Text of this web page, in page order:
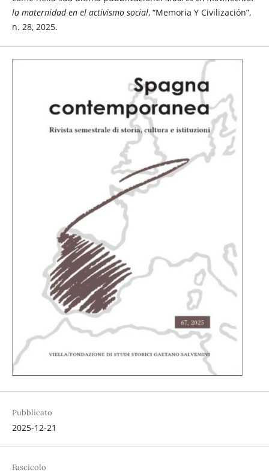
la maternidad en el activismo social, “Memoria Y Civilización”,
n. 28, 2025.
Pubblicato
2025-12-21
Fascicolo